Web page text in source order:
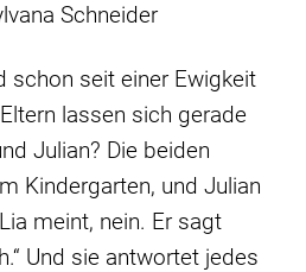
Schneider
schon seit einer Ewigkeit
lassen sich gerade
Julian? Die beiden
Kindergarten, und Julian
meint, nein. Er sagt
Und sie antwortet jedes